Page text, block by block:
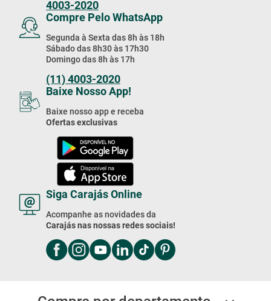
4003-2020
Compre Pelo WhatsApp
Segunda à Sexta das 8h às 18h
Sábado das 8h30 às 17h30
Domingo das 8h às 17h
(11) 4003-2020
Baixe Nosso App!
Baixe nosso app e receba
Ofertas exclusivas
Siga Carajás Online
Acompanhe as novidades da
Carajás nas nossas redes sociais!